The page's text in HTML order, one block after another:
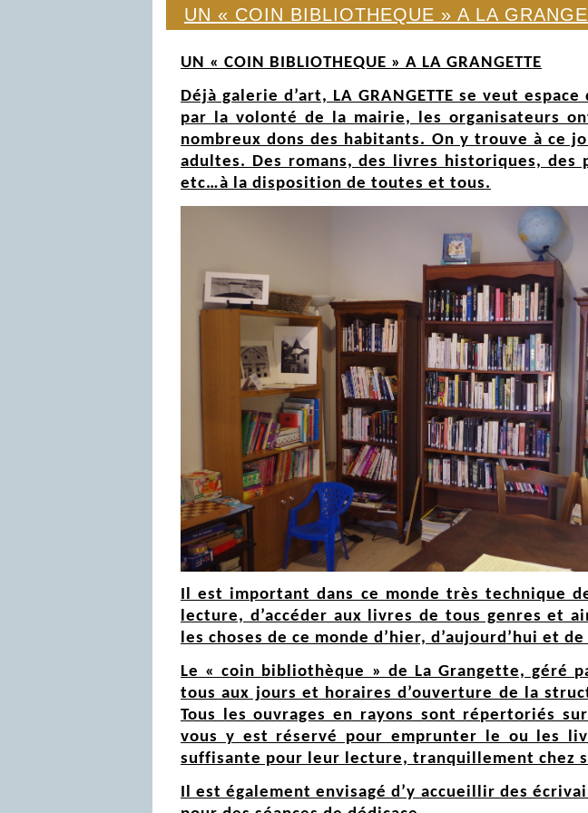
UN « COIN BIBLIOTHEQUE » A LA
UN « COIN BIBLIOTHEQUE » A LA GRANGETTE
Déjà galerie d’art, LA GRANGETTE se veut
par la volonté de la mairie, les organisateurs
nombreux dons des habitants. On y trouve à ce
adultes. Des romans, des livres historiques,
etc…à la disposition de toutes et tous.
Il est important dans ce monde très technique
lecture, d’accéder aux livres de tous genres et
les choses de ce monde d’hier, d’aujourd’hui et
Le « coin bibliothèque » de La Grangette, géré
tous aux jours et horaires d’ouverture de la
Tous les ouvrages en rayons sont répertoriés
vous y est réservé pour emprunter le ou les
suffisante pour leur lecture, tranquillement chez
Il est également envisagé d’y accueillir des